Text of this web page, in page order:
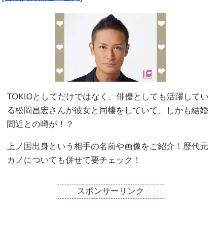
TOKIOとしてだけではなく、俳優としても活躍してい
る松岡昌宏さんが彼女と同棲をしていて、しかも結婚
間近との噂が！？
上ノ国出身という相手の名前や画像をご紹介！歴代元
カノについても併せて要チェック！
スポンサーリンク